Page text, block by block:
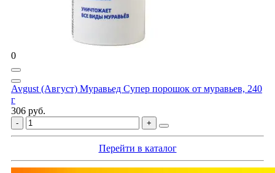
0
Avgust (Август) Муравьед Супер порошок от муравьев, 240
г
306 руб.
Перейти в каталог